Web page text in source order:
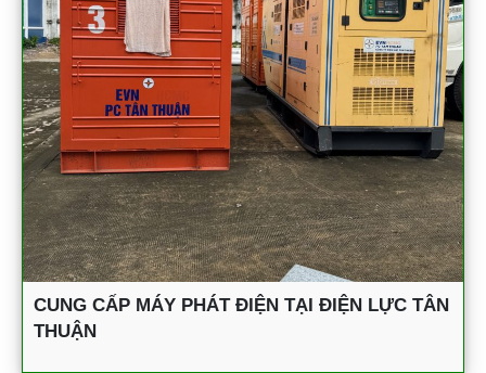
CUNG CẤP MÁY PHÁT ĐIỆN TẠI ĐIỆN LỰC TÂN
THUẬN